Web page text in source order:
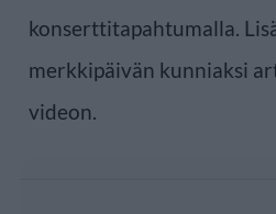
konserttitapahtumalla.
merkkipäivän kunniaksi
videon.